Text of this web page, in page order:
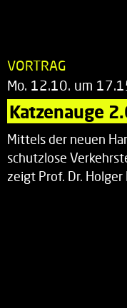
VORTRAG
Mo. 12.10. um
Katzenauge
Mittels der neuen
schutzlose
zeigt Prof. Dr.